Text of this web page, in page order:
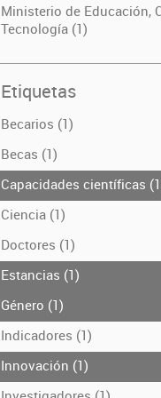
Ministerio de Educación,
Tecnología (1)
Etiquetas
Becarios (1)
Becas (1)
Capacidades científicas
Ciencia (1)
Doctores (1)
Estancias (1)
Género (1)
Indicadores (1)
Innovación (1)